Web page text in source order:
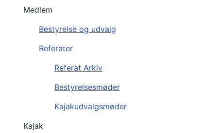
Medlem
Bestyrelse og udvalg
Referater
Referat Arkiv
Bestyrelsesmøder
Kajakudvalgsmøder
Kajak